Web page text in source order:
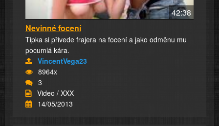
42:38
Nevinné focení
Tipka si přivede frajera na focení a jako odměnu mu
pocumlá kára.
VincentVega23
8964x
3
Video / XXX
14/05/2013